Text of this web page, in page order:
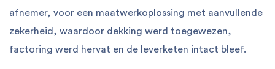
afnemer, voor een maatwerkoplossing met aanvullende
zekerheid, waardoor dekking werd toegewezen,
factoring werd hervat en de leverketen intact bleef.